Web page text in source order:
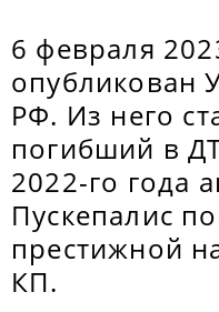
6 февраля
опубликован
РФ. Из него
погибший в
2022-го года
Пускепалис
престижной
КП.